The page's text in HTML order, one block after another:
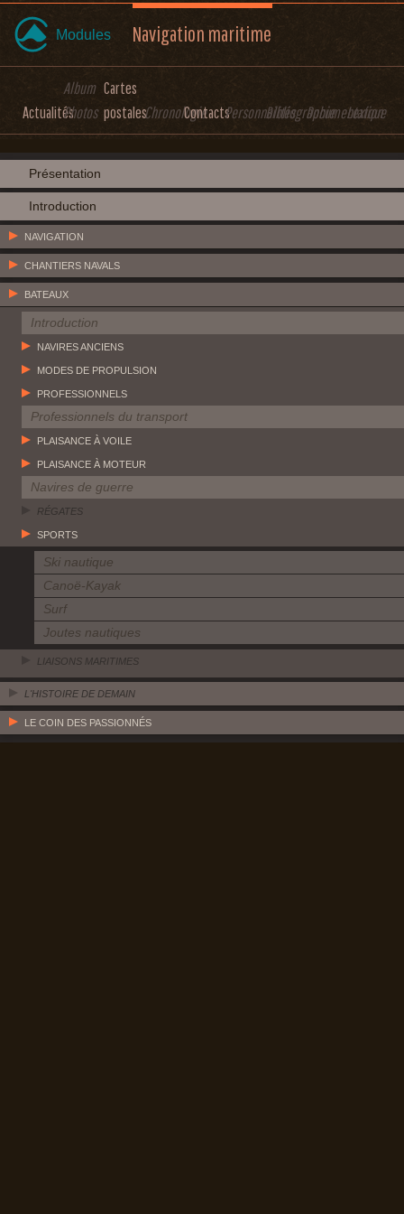
Modules Navigation maritime
Actualités
Album
Photos
Cartes
postalesChronologieContactsPersonnalitésBibliographieDocumentation
Lexique
Présentation
Introduction
NAVIGATION
CHANTIERS NAVALS
BATEAUX
Introduction
NAVIRES ANCIENS
MODES DE PROPULSION
PROFESSIONNELS
Professionnels du transport
PLAISANCE À VOILE
PLAISANCE À MOTEUR
Navires de guerre
RÉGATES
SPORTS
Ski nautique
Canoë-Kayak
Surf
Joutes nautiques
LIAISONS MARITIMES
L'HISTOIRE DE DEMAIN
LE COIN DES PASSIONNÉS